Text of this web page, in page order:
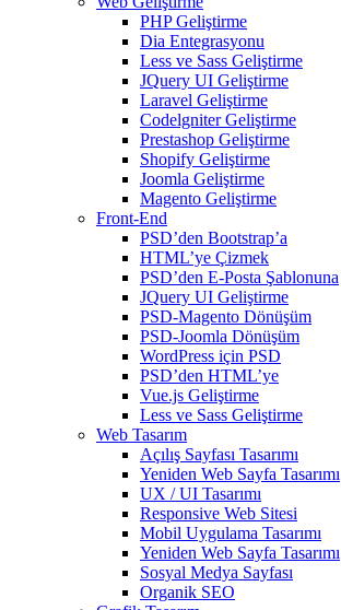
PHP Geliştirme
Dia Entegrasyonu
Less ve Sass Geliştirme
JQuery UI Geliştirme
Laravel Geliştirme
Codelgniter Geliştirme
Prestashop Geliştirme
Shopify Geliştirme
Joomla Geliştirme
Magento Geliştirme
Front-End
PSD’den Bootstrap’a
HTML’ye Çizmek
PSD’den E-Posta Şablonuna
JQuery UI Geliştirme
PSD-Magento Dönüşüm
PSD-Joomla Dönüşüm
WordPress için PSD
PSD’den HTML’ye
Vue.js Geliştirme
Less ve Sass Geliştirme
Web Tasarım
Açılış Sayfası Tasarımı
Yeniden Web Sayfa Tasarımı
UX / UI Tasarımı
Responsive Web Sitesi
Mobil Uygulama Tasarımı
Yeniden Web Sayfa Tasarımı
Sosyal Medya Sayfası
Organik SEO